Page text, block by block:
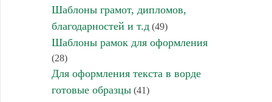
Шаблоны грамот, дипломов,
благодарностей и т.д(49)
Шаблоны рамок для оформления
(28)
Для оформления текста в ворде
готовые образцы(41)